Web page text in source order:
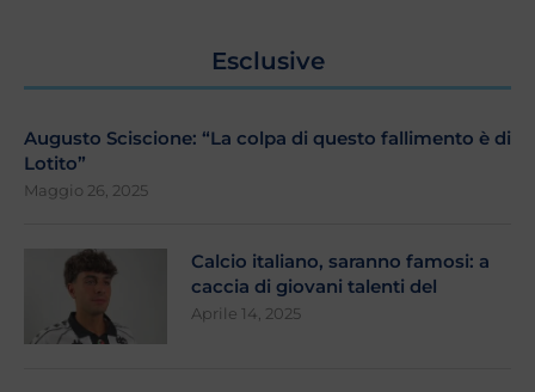
Esclusive
Augusto Sciscione: “La colpa di questo fallimento è di
Lotito”
Maggio 26, 2025
Calcio italiano, saranno famosi: a
caccia di giovani talenti del
Aprile 14, 2025